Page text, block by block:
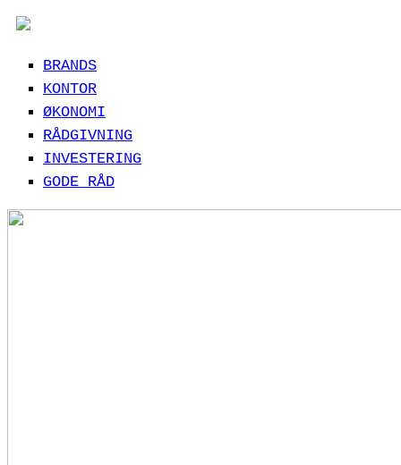
BRANDS
KONTOR
ØKONOMI
RÅDGIVNING
INVESTERING
GODE RÅD